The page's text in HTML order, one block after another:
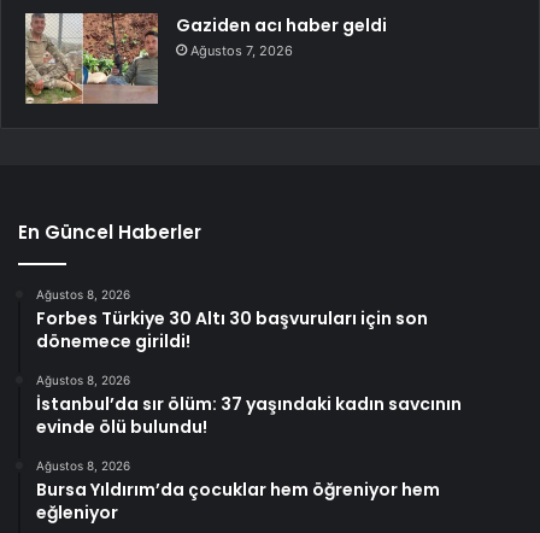
Gaziden acı haber geldi
Ağustos 7, 2026
En Güncel Haberler
Ağustos 8, 2026
Forbes Türkiye 30 Altı 30 başvuruları için son
dönemece girildi!
Ağustos 8, 2026
İstanbul’da sır ölüm: 37 yaşındaki kadın savcının
evinde ölü bulundu!
Ağustos 8, 2026
Bursa Yıldırım’da çocuklar hem öğreniyor hem
eğleniyor